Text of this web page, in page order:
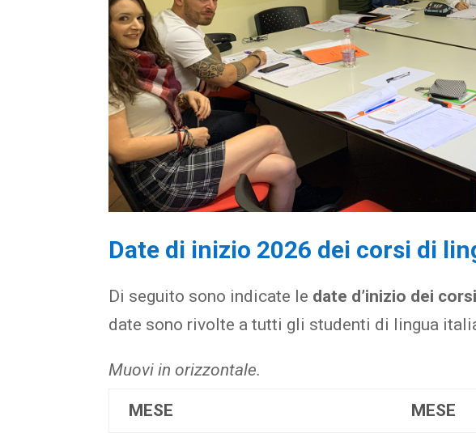
Date di inizio 2026 dei corsi di
Di seguito sono indicate le date d’inizio dei
date sono rivolte a tutti gli studenti di lingua
Muovi in orizzontale.
MESE
MESE